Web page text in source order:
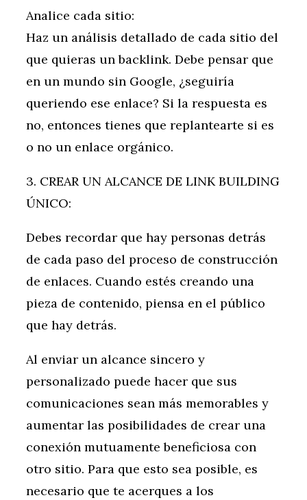
Analice cada sitio:
Haz un análisis detallado de cada sitio del
que quieras un backlink. Debe pensar que
en un mundo sin Google, ¿seguiría
queriendo ese enlace? Si la respuesta es
no, entonces tienes que replantearte si es
o no un enlace orgánico.
3. CREAR UN ALCANCE DE LINK BUILDING
ÚNICO:
Debes recordar que hay personas detrás
de cada paso del proceso de construcción
de enlaces. Cuando estés creando una
pieza de contenido, piensa en el público
que hay detrás.
Al enviar un alcance sincero y
personalizado puede hacer que sus
comunicaciones sean más memorables y
aumentar las posibilidades de crear una
conexión mutuamente beneficiosa con
otro sitio. Para que esto sea posible, es
necesario que te acerques a los